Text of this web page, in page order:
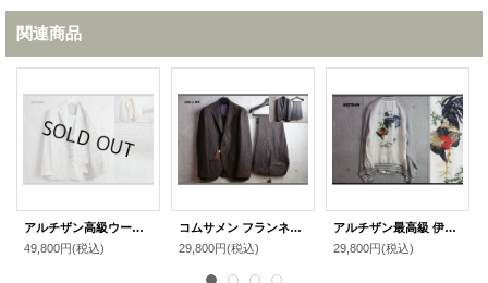
関連商品
アルチザン高級ウールリネンスリーピーススーツ/ARTISAN
49,800円(税込)
コムサメン フランネルペイズリースーツ/COMME CA MEN
29,800円(税込)
アルチザン最高級 伊藤若冲 鶏 刺繍 スーベニア キュプラ ブルゾン/スカジャン/ARTISAN
29,800円(税込)